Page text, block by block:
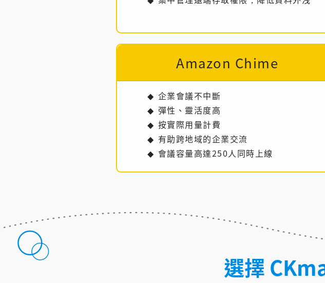
Amazon Chime
企業會議不中斷
彈性、靈活度高
按實際用量計費
有助跨地域的企業交流
會議容量高達250人同時上線
選擇